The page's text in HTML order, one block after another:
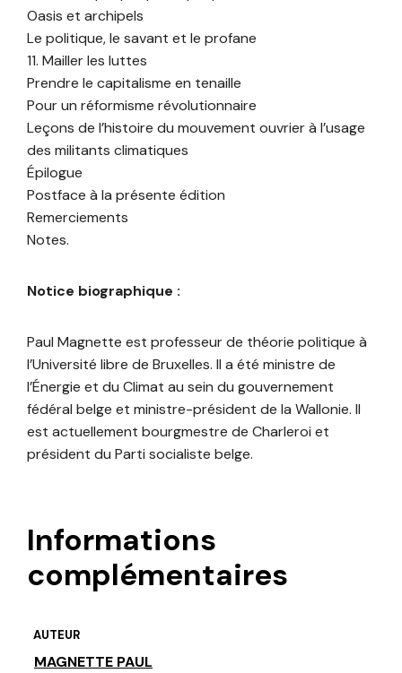
Oasis et archipels
Le politique, le savant et le profane
11. Mailler les luttes
Prendre le capitalisme en tenaille
Pour un réformisme révolutionnaire
Leçons de l’histoire du mouvement ouvrier à l’usage
des militants climatiques
Épilogue
Postface à la présente édition
Remerciements
Notes.
Notice biographique :
Paul Magnette est professeur de théorie politique à
l’Université libre de Bruxelles. Il a été ministre de
l’Énergie et du Climat au sein du gouvernement
fédéral belge et ministre-président de la Wallonie. Il
est actuellement bourgmestre de Charleroi et
président du Parti socialiste belge.
Informations
complémentaires
AUTEUR
MAGNETTE PAUL